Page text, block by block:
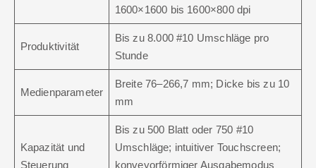
1600×1600 bis 1600×800 dpi
Produktivität
Bis zu 8.000 #10 Umschläge pro
Stunde
Medienparameter
Breite 76–266,7 mm; Dicke bis zu 10
mm
Kapazität und
Steuerung
Bis zu 500 Blatt oder 750 #10
Umschläge; intuitiver Touchscreen;
konveyorförmiger Ausgabemodus